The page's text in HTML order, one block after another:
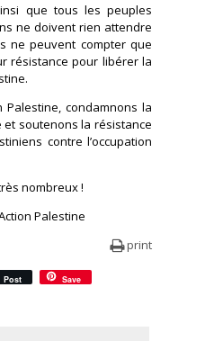
que tous les peuples
ne doivent rien attendre
ne peuvent compter que
résistance pour libérer la
Palestine, condamnons la
et soutenons la résistance
contre l’occupation
nombreux !
Palestine
print
Post Save